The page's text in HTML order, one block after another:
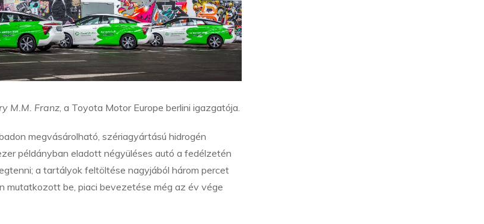
M.M. Franz, a Toyota Motor Europe berlini igazgatója.
megvásárolható, szériagyártású hidrogén
példányban eladott négyüléses autó a fedélzetén
a tartályok feltöltése nagyjából három percet
mutatkozott be, piaci bevezetése még az év vége